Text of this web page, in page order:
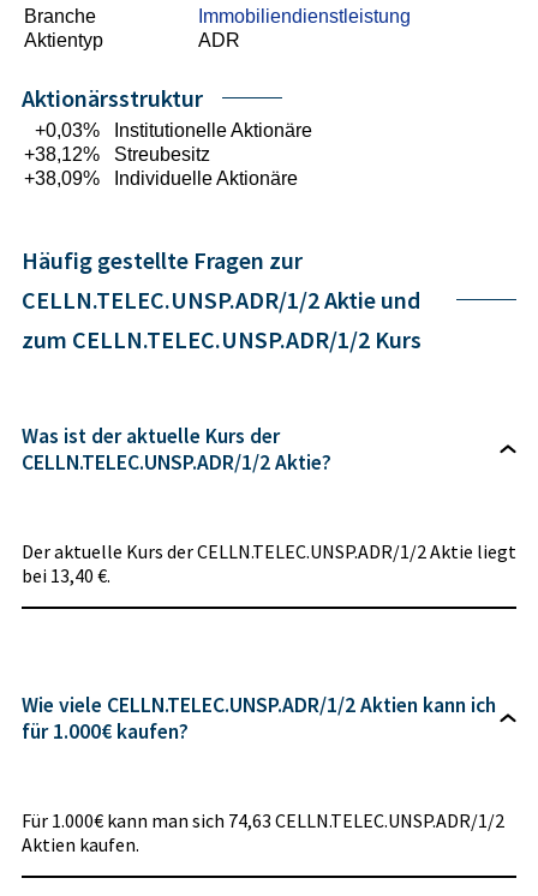
Branche
Immobiliendienstleistung
Aktientyp
ADR
Aktionärsstruktur
+0,03%
Institutionelle Aktionäre
+38,12%
Streubesitz
+38,09%
Individuelle Aktionäre
Häufig gestellte Fragen zur
CELLN.TELEC.UNSP.ADR/1/2 Aktie und
zum CELLN.TELEC.UNSP.ADR/1/2 Kurs
Was ist der aktuelle Kurs der
CELLN.TELEC.UNSP.ADR/1/2 Aktie?
Der aktuelle Kurs der CELLN.TELEC.UNSP.ADR/1/2 Aktie liegt
bei 13,40 €.
Wie viele CELLN.TELEC.UNSP.ADR/1/2 Aktien kann ich
für 1.000€ kaufen?
Für 1.000€ kann man sich 74,63 CELLN.TELEC.UNSP.ADR/1/2
Aktien kaufen.